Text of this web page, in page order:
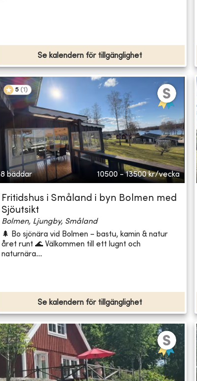
Se kalendern för tillgänglighet
5 (1 )
8 bäddar 10500 - 13500 kr/vecka
Fritidshus i Småland i byn Bolmen med
Sjöutsikt
Bolmen, Ljungby, Småland
🌲 Bo sjönära vid Bolmen – bastu, kamin & natur
året runt 🌊 Välkommen till ett lugnt och
naturnära...
Se kalendern för tillgänglighet